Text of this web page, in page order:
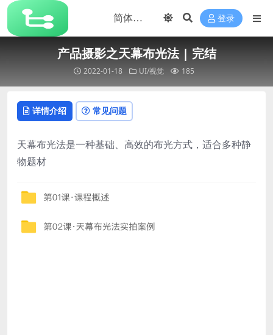
登录
产品摄影之天幕布光法 | 完结
2022-01-18 UI/视觉 185
详情介绍 常见问题
天幕布光法是一种基础、高效的布光方式，适合多种静
物题材